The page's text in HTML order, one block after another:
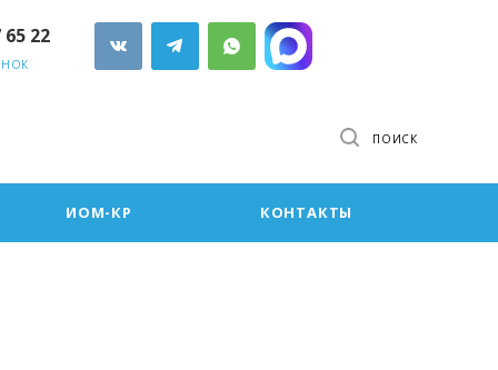
65 22
ПОИСК
ИОМ-КР КОНТАКТЫ